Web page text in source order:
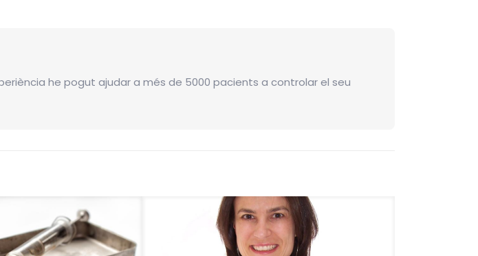
he pogut ajudar a més de 5000 pacients a controlar el seu